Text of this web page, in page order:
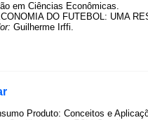
em Ciências Econômicas.
DO FUTEBOL: UMA
Guilherme Irffi.
Produto: Conceitos e